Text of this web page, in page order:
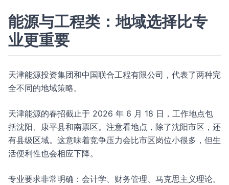
能源与工程类：地域选择比专
业更重要
天津能源投资集团和中国联合工程有限公司，代表了两种完
全不同的地域策略。
天津能源的春招截止于 2026 年 6 月 18 日，工作地点包
括沈阳、康平县和南票区。注意看地点，除了沈阳市区，还
有县级区域。这意味着竞争压力会比市区岗位小很多，但生
活便利性也会相应下降。
专业要求非常明确：会计学、财务管理、马克思主义理论。